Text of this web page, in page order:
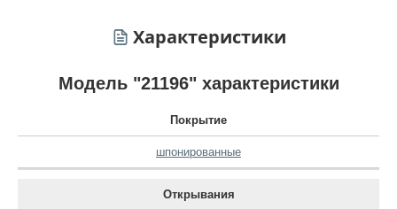
Характеристики
Модель "21196" характеристики
Покрытие
шпонированные
Открывания